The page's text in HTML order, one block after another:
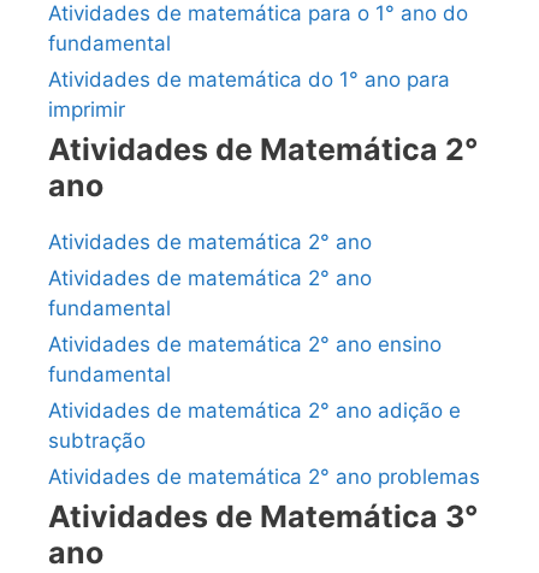
Atividades de matemática para o 1° ano do
fundamental
Atividades de matemática do 1° ano para
imprimir
Atividades de Matemática 2°
ano
Atividades de matemática 2° ano
Atividades de matemática 2° ano
fundamental
Atividades de matemática 2° ano ensino
fundamental
Atividades de matemática 2° ano adição e
subtração
Atividades de matemática 2° ano problemas
Atividades de Matemática 3°
ano